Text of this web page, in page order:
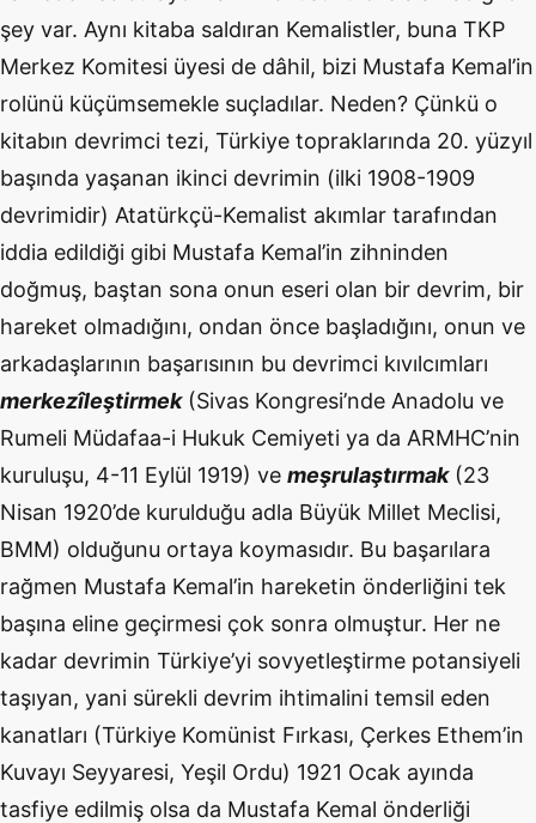
şey var. Aynı kitaba saldıran Kemalistler, buna TKP
Merkez Komitesi üyesi de dâhil, bizi Mustafa Kemal’in
rolünü küçümsemekle suçladılar. Neden? Çünkü o
kitabın devrimci tezi, Türkiye topraklarında 20. yüzyıl
başında yaşanan ikinci devrimin (ilki 1908-1909
devrimidir) Atatürkçü-Kemalist akımlar tarafından
iddia edildiği gibi Mustafa Kemal’in zihninden
doğmuş, baştan sona onun eseri olan bir devrim, bir
hareket olmadığını, ondan önce başladığını, onun ve
arkadaşlarının başarısının bu devrimci kıvılcımları
merkezîleştirmek(Sivas Kongresi’nde Anadolu ve
Rumeli Müdafaa-i Hukuk Cemiyeti ya da ARMHC’nin
kuruluşu, 4-11 Eylül 1919) ve meşrulaştırmak(23
Nisan 1920’de kurulduğu adla Büyük Millet Meclisi,
BMM) olduğunu ortaya koymasıdır. Bu başarılara
rağmen Mustafa Kemal’in hareketin önderliğini tek
başına eline geçirmesi çok sonra olmuştur. Her ne
kadar devrimin Türkiye’yi sovyetleştirme potansiyeli
taşıyan, yani sürekli devrim ihtimalini temsil eden
kanatları (Türkiye Komünist Fırkası, Çerkes Ethem’in
Kuvayı Seyyaresi, Yeşil Ordu) 1921 Ocak ayında
tasfiye edilmiş olsa da Mustafa Kemal önderliği